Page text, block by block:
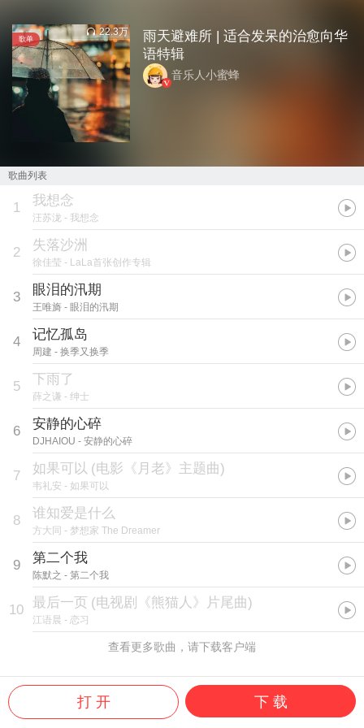
歌单
22.3万
雨天避难所 | 适合发呆的治愈向华
语特辑
音乐人小蜜蜂
歌曲列表
1 我想念
汪苏泷 - 我想念
2 失落沙洲
徐佳莹 - LaLa首张创作专辑
3 眼泪的汛期
王唯旖 - 眼泪的汛期
4 记忆孤岛
周建 - 换季又换季
5 下雨了
薛之谦 - 绅士
6 安静的心碎
DJHAIOU - 安静的心碎
7 如果可以 (电影《月老》主题曲)
韦礼安 - 如果可以
8 谁知爱是什么
方大同 - 梦想家 The Dreamer
9 第二个我
陈默之 - 第二个我
10 最后一页 (电视剧《熊猫人》片尾曲)
江语晨 - 恋习
查看更多歌曲，请下载客户端
打 开 下 载